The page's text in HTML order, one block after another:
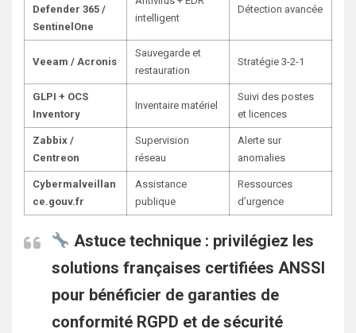
Defender 365 /
SentinelOne
intelligent
Détection avancée
Veeam / Acronis
Sauvegarde et
restauration
Stratégie 3-2-1
GLPI + OCS
Inventory
Inventaire matériel
Suivi des postes
et licences
Zabbix /
Centreon
Supervision
réseau
Alerte sur
anomalies
Cybermalveillan
ce.gouv.fr
Assistance
publique
Ressources
d’urgence
Astuce technique : privilégiez les
solutions françaises certifiées ANSSI
pour bénéficier de garanties de
conformité RGPD et de sécurité